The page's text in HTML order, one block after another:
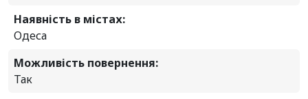
Наявність в містах:
Одеса
Можливість повернення:
Так